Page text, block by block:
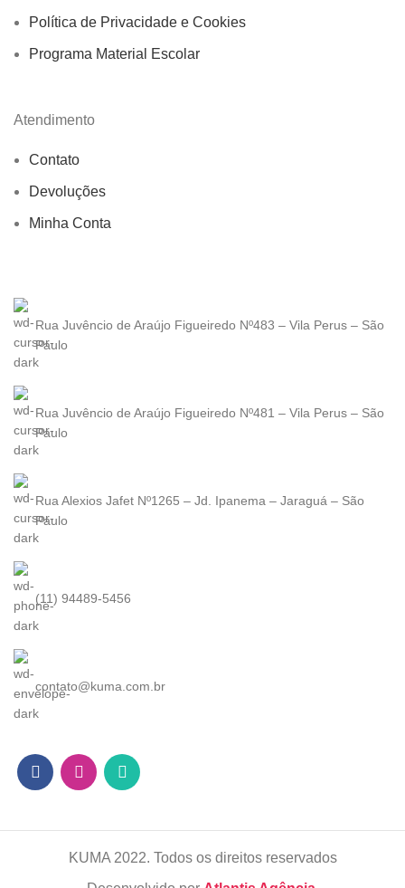
Política de Privacidade e Cookies
Programa Material Escolar
Atendimento
Contato
Devoluções
Minha Conta
Rua Juvêncio de Araújo Figueiredo Nº483 – Vila Perus – São
Paulo
Rua Juvêncio de Araújo Figueiredo Nº481 – Vila Perus – São
Paulo
Rua Alexios Jafet Nº1265 – Jd. Ipanema – Jaraguá – São
Paulo
(11) 94489-5456
contato@kuma.com.br
KUMA 2022. Todos os direitos reservados